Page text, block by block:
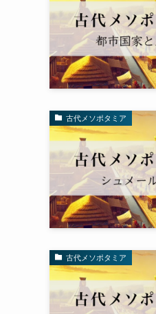
古代メソポタミア
古代メソポタミア